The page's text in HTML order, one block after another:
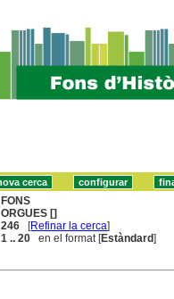
FONS
ORGUES []
246 [Refinar la cerca]
1 .. 20 en el format [Estàndard]